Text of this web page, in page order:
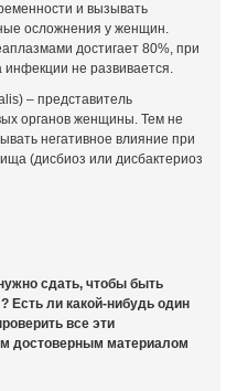
и вызывать
осложнения у женщин.
достигает 80%, при
инфекции не развивается.
– представитель
органов женщины. Тем не
негативное влияние при
(дисбиоз или дисбактериоз
сдать, чтобы быть
Есть ли какой-нибудь один
все эти
достоверным материалом